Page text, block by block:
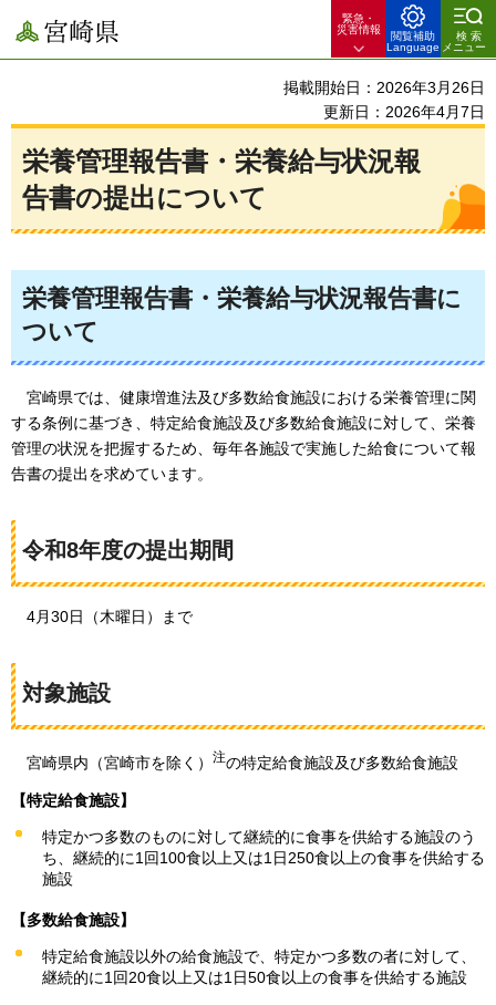
宮崎県
緊急・
災害情報
閲覧補助
Language
検索
メニュー
掲載開始日：2026年3月26日
更新日：2026年4月7日
栄養管理報告書・栄養給与状況報
告書の提出について
栄養管理報告書・栄養給与状況報告書に
ついて
宮崎県では、健康増進法及び多数給食施設における栄養管理に関
する条例に基づき、特定給食施設及び多数給食施設に対して、栄養
管理の状況を把握するため、毎年各施設で実施した給食について報
告書の提出を求めています。
令和8年度の提出期間
4月30日（木曜日）まで
対象施設
宮崎県内（宮崎市を除く） 注の特定給食施設及び多数給食施設
【特定給食施設】
特定かつ多数のものに対して継続的に食事を供給する施設のう
ち、継続的に1回100食以上又は1日250食以上の食事を供給する
施設
【多数給食施設】
特定給食施設以外の給食施設で、特定かつ多数の者に対して、
継続的に1回20食以上又は1日50食以上の食事を供給する施設